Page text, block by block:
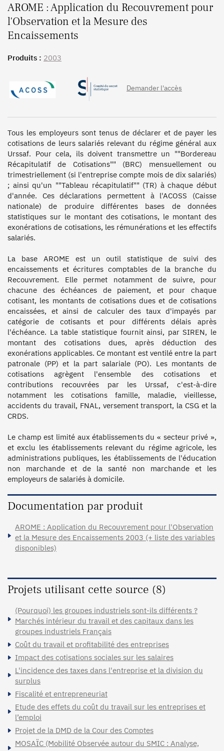
AROME : Application du Recouvrement pour
l'Observation et la Mesure des
Encaissements
Produits : 2003
Demander l'accès
Tous les employeurs sont tenus de déclarer et de payer les
cotisations de leurs salariés relevant du régime général aux
Urssaf. Pour cela, ils doivent transmettre un ""Bordereau
Récapitulatif de Cotisations"" (BRC) mensuellement ou
trimestriellement (si l'entreprise compte mois de dix salariés)
; ainsi qu'un ""Tableau récapitulatif"" (TR) à chaque début
d'année. Ces déclarations permettent à l'ACOSS (Caisse
nationale) de produire différentes bases de données
statistiques sur le montant des cotisations, le montant des
exonérations de cotisations, les rémunérations et les effectifs
salariés.
La base AROME est un outil statistique de suivi des
encaissements et écritures comptables de la branche du
Recouvrement. Elle permet notamment de suivre, pour
chacune des échéances de paiement, et pour chaque
cotisant, les montants de cotisations dues et de cotisations
encaissées, et ainsi de calculer des taux d'impayés par
catégorie de cotisants et pour différents délais après
l'échéance. La table statistique fournit ainsi, par SIREN, le
montant des cotisations dues, après déduction des
exonérations applicables. Ce montant est ventilé entre la part
patronale (PP) et la part salariale (PO). Les montants de
cotisations agrègent l'ensemble des cotisations et
contributions recouvrées par les Urssaf, c'est-à-dire
notamment les cotisations famille, maladie, vieillesse,
accidents du travail, FNAL, versement transport, la CSG et la
CRDS.
Le champ est limité aux établissements du « secteur privé »,
et exclu les établissements relevant du régime agricole, les
administrations publiques, les établissements de l'éducation
non marchande et de la santé non marchande et les
employeurs de salariés à domicile.
Documentation par produit
AROME : Application du Recouvrement pour l'Observation
et la Mesure des Encaissements 2003 (+ liste des variables
disponibles)
Projets utilisant cette source (8)
(Pourquoi) les groupes industriels sont-ils différents ?
Marchés intérieur du travail et des capitaux dans les
groupes industriels Français
Coût du travail et profitabilité des entreprises
Impact des cotisations sociales sur les salaires
L'incidence des taxes dans l'entreprise et la division du
surplus
Fiscalité et entrepreneuriat
Etude des effets du coût du travail sur les entreprises et
l’emploi
Projet de la DMD de la Cour des Comptes
MOSAÏC (Mobilité Observée autour du SMIC : Analyse,